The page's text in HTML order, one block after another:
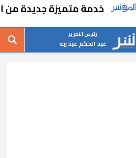
خدمة متميزة جديدة من السكة
رئيس التحرير
عبد الحكم عبد ربه